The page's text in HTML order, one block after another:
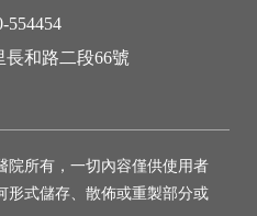
554454
和路二段66號
院所有，一切內容僅供使用者
形式儲存、散佈或重製部分或